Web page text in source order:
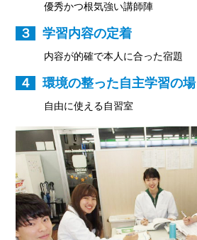
優秀かつ根気強い講師陣
３ 学習内容の定着
内容が的確で本人に合った宿題
４ 環境の整った自主学習の場
自由に使える自習室